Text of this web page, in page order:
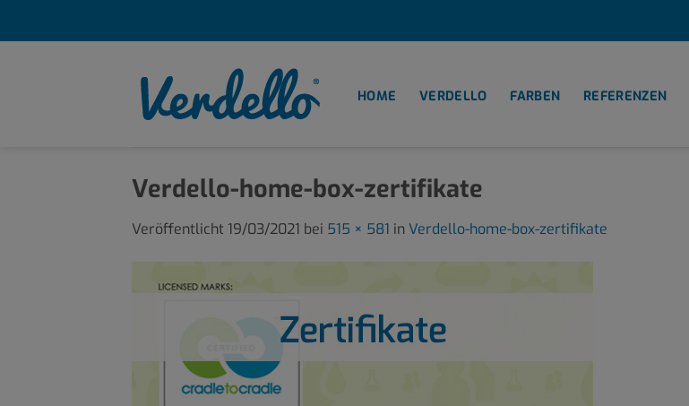
HOME VERDELLO FARBEN REFERENZEN
Verdello-home-box-zertifikate
Veröffentlicht 19/03/2021 bei 515 × 581 in Verdello-home-box-zertifikate